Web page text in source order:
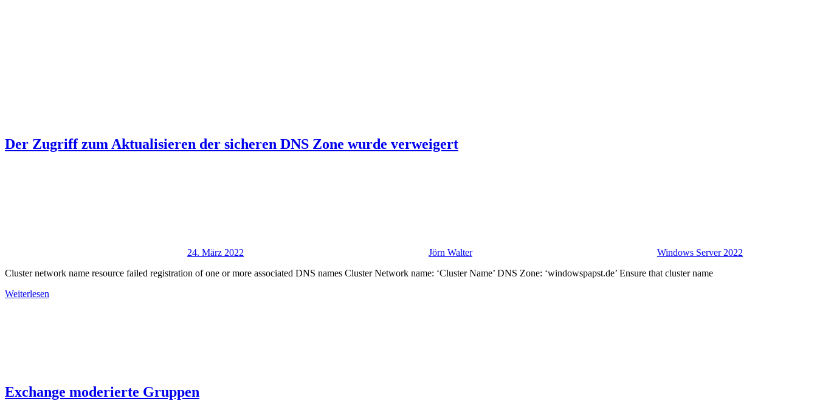
Der Zugriff zum Aktualisieren der sicheren DNS Zone wurde verweigert
24. März 2022 Jörn Walter
Windows Server 2022
Cluster network name resource failed registration of one or more associated DNS names Cluster Network name: ‘Cluster Name’ DNS Zone: ‘windowspapst.de’ Ensure that cluster name
Weiterlesen
Exchange moderierte Gruppen